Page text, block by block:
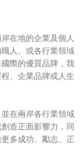
在地的企業及個人
人、或各行業領域
際的優質品牌，我
、企業品牌或人生
在兩岸各行業領域
造正面影響力，同
多成功、勵志、正